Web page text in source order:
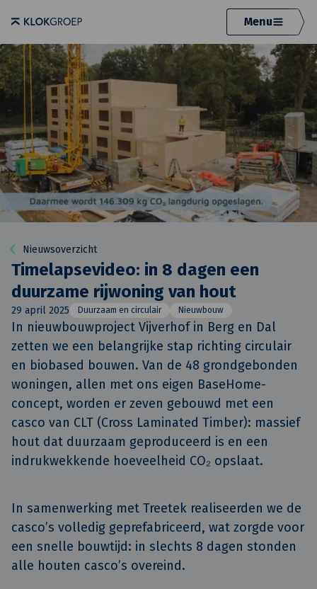
Menu
Nieuwsoverzicht
Timelapsevideo: in 8 dagen een
duurzame rijwoning van hout
29 april 2025 Duurzaam en circulair Nieuwbouw
In nieuwbouwproject Vijverhof in Berg en Dal
zetten we een belangrijke stap richting circulair
en biobased bouwen. Van de 48 grondgebonden
woningen, allen met ons eigen BaseHome-
concept, worden er zeven gebouwd met een
casco van CLT (Cross Laminated Timber): massief
hout dat duurzaam geproduceerd is en een
indrukwekkende hoeveelheid CO₂ opslaat.
In samenwerking met Treetek realiseerden we de
casco’s volledig geprefabriceerd, wat zorgde voor
een snelle bouwtijd: in slechts 8 dagen stonden
alle houten casco’s overeind.